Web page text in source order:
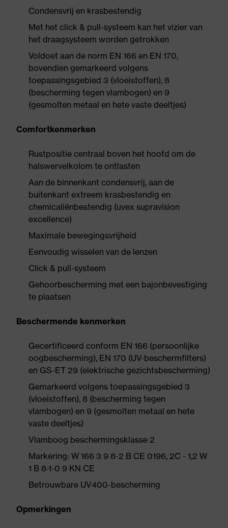
Condensvrij en krasbestendig
Met het click & pull-systeem kan het vizier van
het draagsysteem worden getrokken
Voldoet aan de norm EN 166 en EN 170,
bovendien gemarkeerd volgens
toepassingsgebied 3 (vloeistoffen), 8
(bescherming tegen vlambogen) en 9
(gesmolten metaal en hete vaste deeltjes)
Comfortkenmerken
Rustpositie centraal boven het hoofd om de
halswervelkolom te ontlasten
Aan de binnenkant condensvrij, aan de
buitenkant extreem krasbestendig en
chemicaliënbestendig (uvex supravision
excellence)
Maximale bewegingsvrijheid
Eenvoudig wisselen van de lenzen
Click & pull-systeem
Gehoorbescherming met een bajonbevestiging
te plaatsen
Beschermende kenmerken
Gecertificeerd conform EN 166 (persoonlijke
oogbescherming), EN 170 (UV-beschermfilters)
en GS-ET 29 (elektrische gezichtsbescherming)
Gemarkeerd volgens toepassingsgebied 3
(vloeistoffen), 8 (bescherming tegen
vlambogen) en 9 (gesmolten metaal en hete
vaste deeltjes)
Vlamboog beschermingsklasse 2
Markering: W 166 3 9 8-2 B CE 0196, 2C - 1,2 W
1 B 8-1-0 9 KN CE
Betrouwbare UV400-bescherming
Opmerkingen